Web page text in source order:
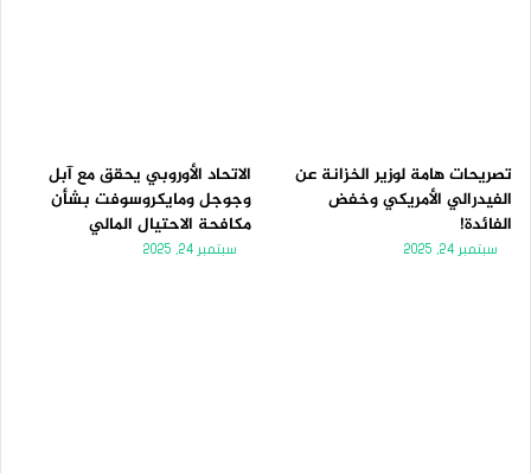
تصريحات هامة لوزير الخزانة عن
الفيدرالي الأمريكي وخفض
الفائدة!
سبتمبر 24, 2025
الاتحاد الأوروبي يحقق مع آبل
وجوجل ومايكروسوفت بشأن
مكافحة الاحتيال المالي
سبتمبر 24, 2025